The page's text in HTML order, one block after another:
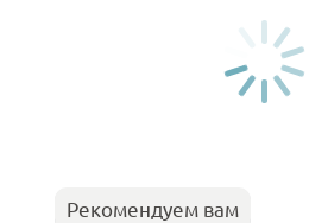
Рекомендуем вам